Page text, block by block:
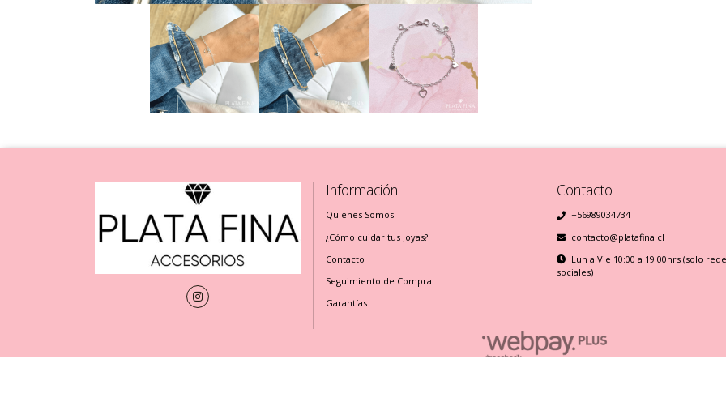
Información
Quiénes Somos
¿Cómo cuidar tus Joyas?
Contacto
Seguimiento de Compra
Garantías
Contacto
+56989034734
contacto@platafina.cl
Lun a Vie 10:00 a 19:00hrs (solo
sociales)